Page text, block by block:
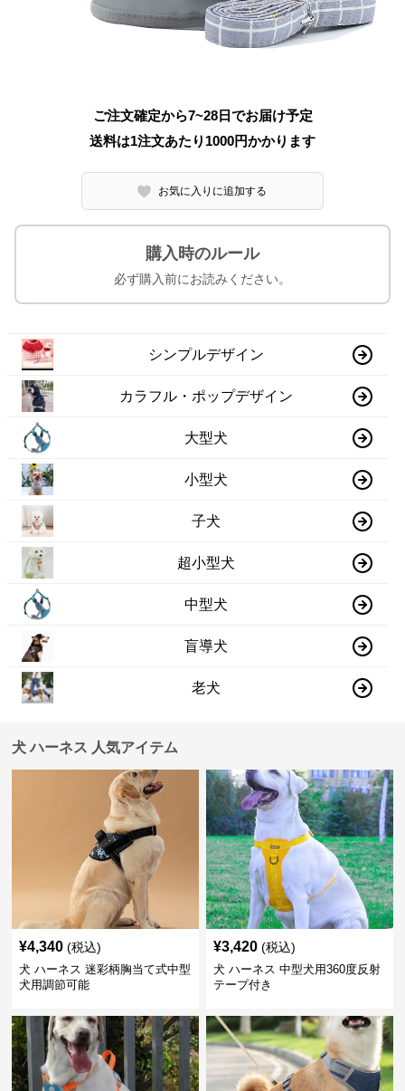
ご注文確定から7~28日でお届け予定
送料は1注文あたり 1000円かかります
お気に入りに追加する
購入時のルール
必ず購入前にお読みください。
シンプルデザイン
カラフル・ポップデザイン
大型犬
小型犬
子犬
超小型犬
中型犬
盲導犬
老犬
犬 ハーネス 人気アイテム
¥4,340 (税込)
犬 ハーネス 迷彩柄胸当て式中型
犬用調節可能
¥3,420 (税込)
犬 ハーネス 中型犬用360度反射
テープ付き